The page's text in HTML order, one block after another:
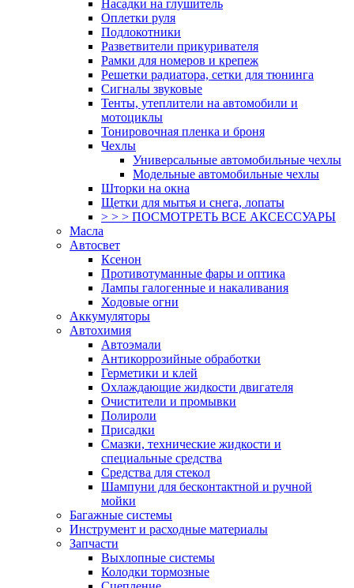
Насадки на глушитель
Оплетки руля
Подлокотники
Разветвители прикуривателя
Рамки для номеров и крепеж
Решетки радиатора, сетки для тюнинга
Сигналы звуковые
Тенты, утеплители на автомобили и
мотоциклы
Тонировочная пленка и броня
Чехлы
Универсальные автомобильные чехлы
Модельные автомобильные чехлы
Шторки на окна
Щетки для мытья и снега, лопаты
> > > ПОСМОТРЕТЬ ВСЕ АКСЕССУАРЫ
Масла
Автосвет
Ксенон
Противотуманные фары и оптика
Лампы галогенные и накаливания
Ходовые огни
Аккумуляторы
Автохимия
Автоэмали
Антикоррозийные обработки
Герметики и клей
Охлаждающие жидкости двигателя
Очистители и промывки
Полироли
Присадки
Смазки, технические жидкости и
специальные средства
Средства для стекол
Шампуни для бесконтактной и ручной
мойки
Багажные системы
Инструмент и расходные материалы
Запчасти
Выхлопные системы
Колодки тормозные